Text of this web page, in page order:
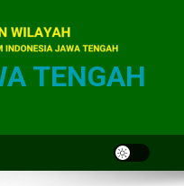
TENGAH